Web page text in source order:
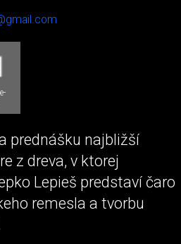
prednášku najbližší
z dreva, v ktorej
Lepieš predstaví čaro
remesla a tvorbu